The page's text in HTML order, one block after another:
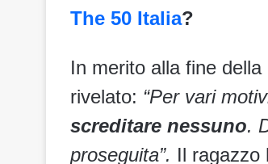
The 50 Italia?
In merito alla fine
rivelato: “Per vari
screditare nessuno.
proseguita”. Il ragazzo